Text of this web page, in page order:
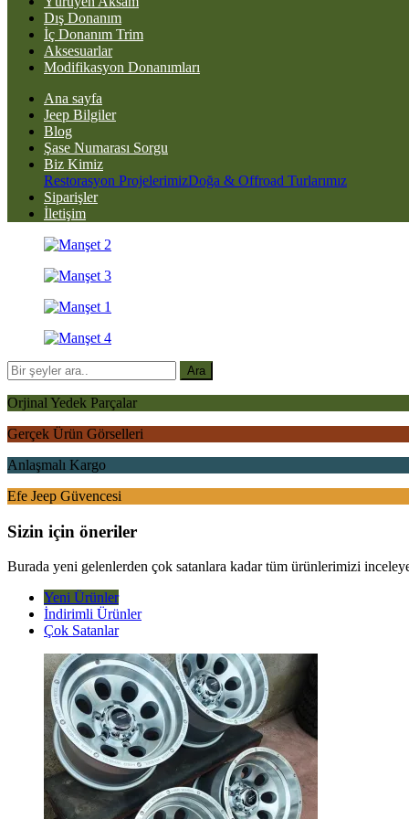
Dış Donanım
İç Donanım Trim
Aksesuarlar
Modifikasyon Donanımları
Ana sayfa
Jeep Bilgiler
Blog
Şase Numarası Sorgu
Biz Kimiz
Restorasyon ProjelerimizDoğa & Offroad Turlarımız
Siparişler
İletişim
Ara
Orjinal Yedek Parçalar
Gerçek Ürün Görselleri
Anlaşmalı Kargo
Efe Jeep Güvencesi
Sizin için öneriler
Burada yeni gelenlerden çok satanlara kadar tüm ürünlerimizi
Yeni Ürünler
İndirimli Ürünler
Çok Satanlar